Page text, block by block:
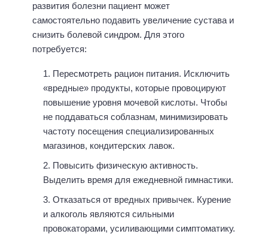
развития болезни пациент может
самостоятельно подавить увеличение сустава и
снизить болевой синдром. Для этого
потребуется:
Пересмотреть рацион питания. Исключить
«вредные» продукты, которые провоцируют
повышение уровня мочевой кислоты. Чтобы
не поддаваться соблазнам, минимизировать
частоту посещения специализированных
магазинов, кондитерских лавок.
Повысить физическую активность.
Выделить время для ежедневной гимнастики.
Отказаться от вредных привычек. Курение
и алкоголь являются сильными
провокаторами, усиливающими симптоматику.